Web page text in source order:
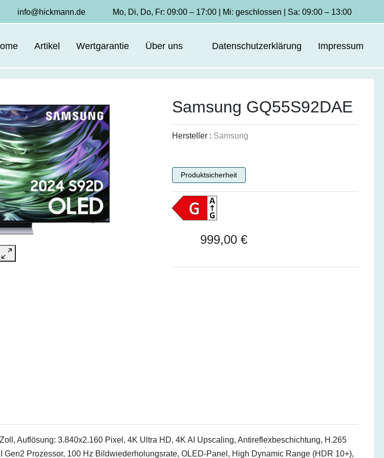
info@hickmann.de Mo, Di, Do, Fr: 09:00 – 17:00 | Mi: geschlossen | Sa: 09:00 – 13:00
Artikel Wertgarantie Über uns Datenschutzerklärung Impressum
Samsung GQ55S92DAE
Hersteller : Samsung
Produktsicherheit
999,00 €
Auflösung: 3.840x2.160 Pixel, 4K Ultra HD, 4K AI Upscaling, Antireflexbeschichtung, H.265
Gen2 Prozessor, 100 Hz Bildwiederholungsrate, OLED-Panel, High Dynamic Range (HDR 10+),